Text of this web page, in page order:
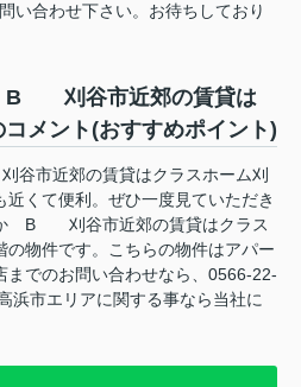
い合わせ下さい。お待ちしており
B 刈谷市近郊の賃貸は
メント(おすすめポイント)
市近郊の賃貸はクラスホーム刈
くて便利。ぜひ一度見ていただき
か B 刈谷市近郊の賃貸はクラス
物件です。こちらの物件はアパー
までのお問い合わせなら、0566-22-
浜市エリアに関する事なら当社に